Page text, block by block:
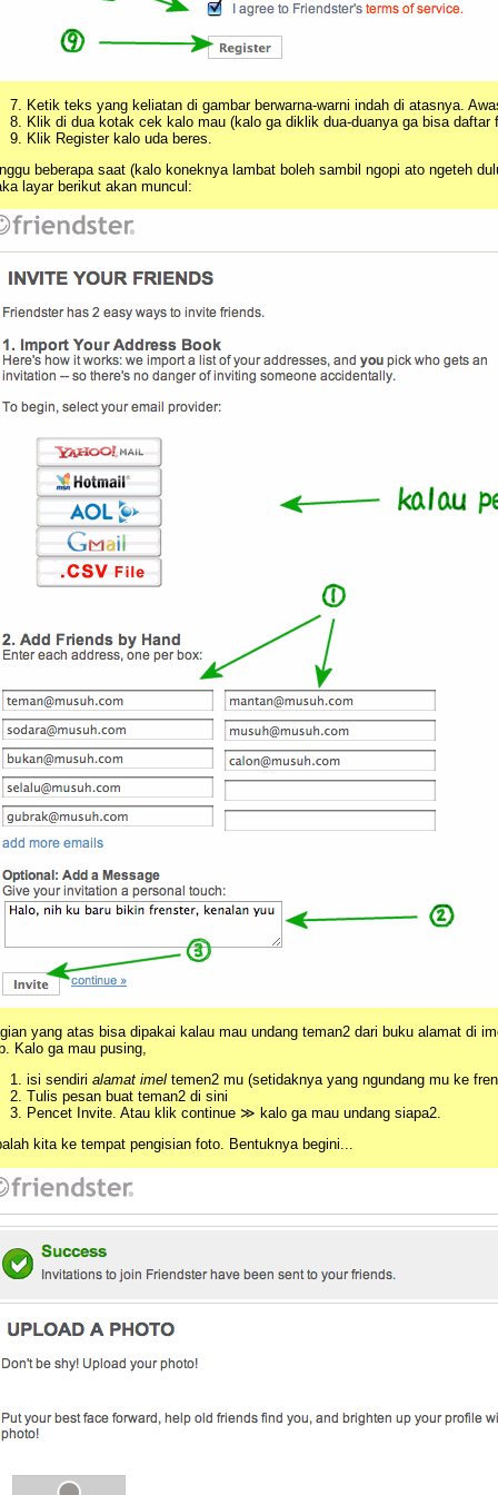
Ketik teks yang keliatan di gambar berwarna-warni indah di atasnya.
Klik di dua kotak cek kalo mau (kalo ga diklik dua-duanya ga bisa daftar
Klik Register kalo uda beres.
beberapa saat (kalo koneknya lambat boleh sambil ngopi ato ngeteh
layar berikut akan muncul:
yang atas bisa dipakai kalau mau undang teman2 dari buku alamat di
Kalo ga mau pusing,
isi sendiri alamat imel temen2 mu (setidaknya yang ngundang mu ke
Tulis pesan buat teman2 di sini
Pencet Invite. Atau klik continue ≫ kalo ga mau undang siapa2.
kita ke tempat pengisian foto. Bentuknya begini...